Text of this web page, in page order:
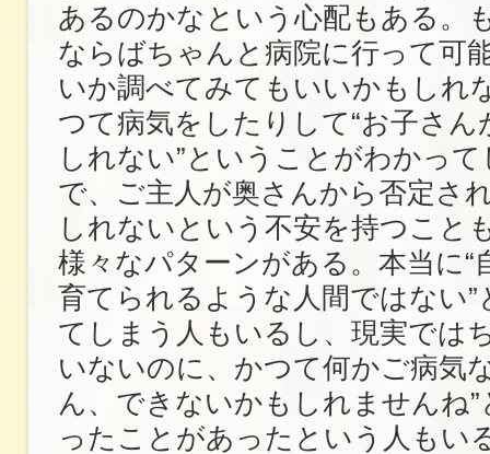
あるのかなという心配もある。
ならばちゃんと病院に行って可
いか調べてみてもいいかもしれ
つて病気をしたりして“お子さ
しれない”ということがわかっ
で、ご主人が奥さんから否定さ
しれないという不安を持つこと
様々なパターンがある。本当に“
育てられるような人間ではない”
てしまう人もいるし、現実では
いないのに、かつて何かご病気
ん、できないかもしれませんね
ったことがあったという人もい